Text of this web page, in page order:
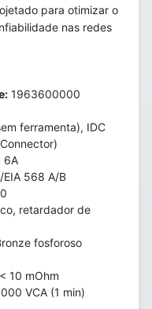
para otimizar o
nas redes
1963600000
ferramenta), IDC
6A
EIA 568 A/B
retardador de
fosforoso
< 10 mOhm
VCA (1 min)